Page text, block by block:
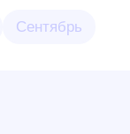
Сентябрь